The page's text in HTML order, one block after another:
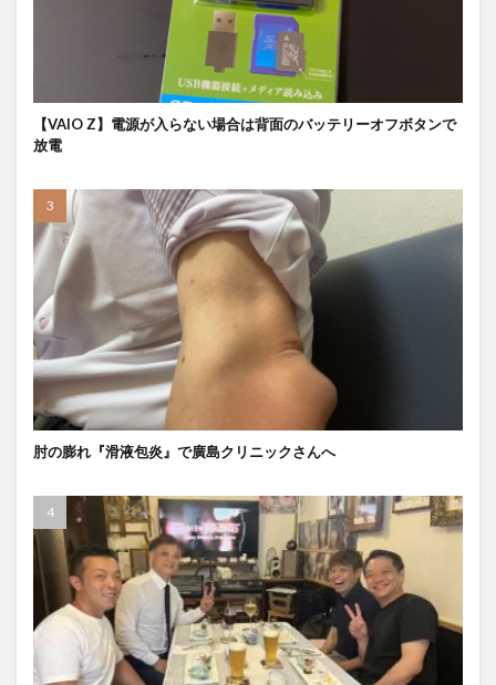
【VAIO Z】電源が入らない場合は背面のバッテリーオフボタンで
放電
肘の膨れ『滑液包炎』で廣島クリニックさんへ